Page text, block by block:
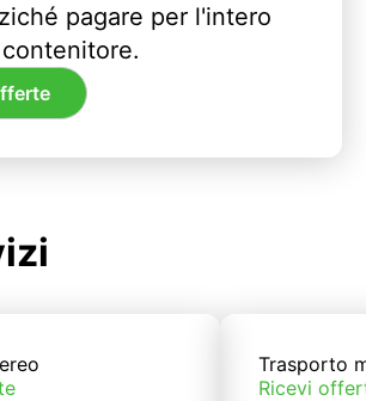
pagare per l'intero
Trasporto
Ricevi